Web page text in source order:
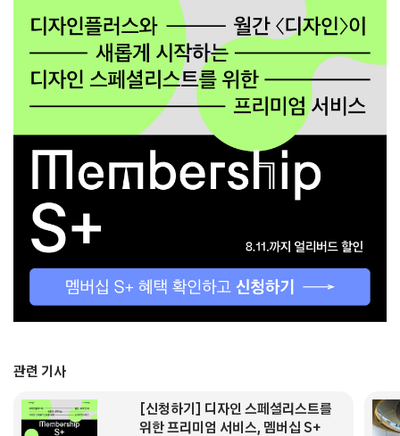
관련 기사
[신청하기] 디자인 스페셜리스트를
위한 프리미엄 서비스, 멤버십 S+